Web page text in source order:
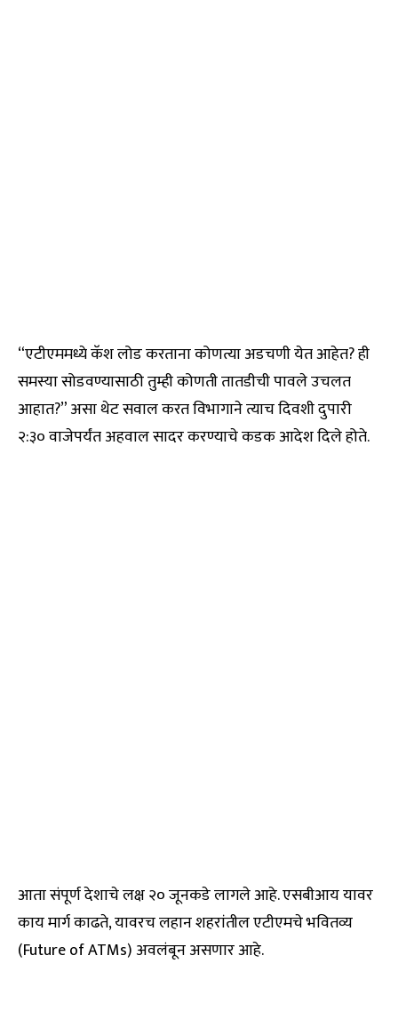
“एटीएममध्ये कॅश लोड करताना कोणत्या अडचणी येत आहेत? ही
समस्या सोडवण्यासाठी तुम्ही कोणती तातडीची पावले उचलत
आहात?” असा थेट सवाल करत विभागाने त्याच दिवशी दुपारी
२:३० वाजेपर्यंत अहवाल सादर करण्याचे कडक आदेश दिले होते.
आता संपूर्ण देशाचे लक्ष २० जूनकडे लागले आहे. एसबीआय यावर
काय मार्ग काढते, यावरच लहान शहरांतील एटीएमचे भवितव्य
(Future of ATMs) अवलंबून असणार आहे.